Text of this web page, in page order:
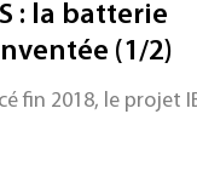
les jours et
initiative
: la batterie
(1/2)
fin 2018, le projet